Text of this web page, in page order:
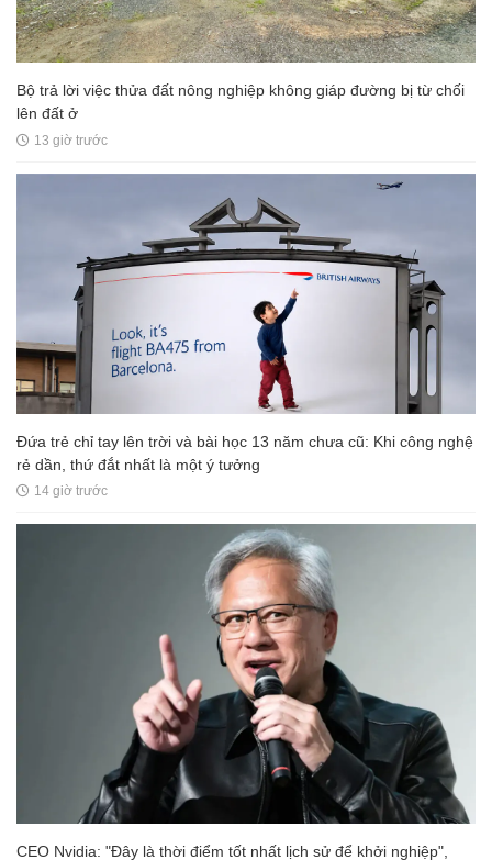
Bộ trả lời việc thửa đất nông nghiệp không giáp đường bị từ chối
lên đất ở
13 giờ trước
Đứa trẻ chỉ tay lên trời và bài học 13 năm chưa cũ: Khi công nghệ
rẻ dần, thứ đắt nhất là một ý tưởng
14 giờ trước
CEO Nvidia: "Đây là thời điểm tốt nhất lịch sử để khởi nghiệp",